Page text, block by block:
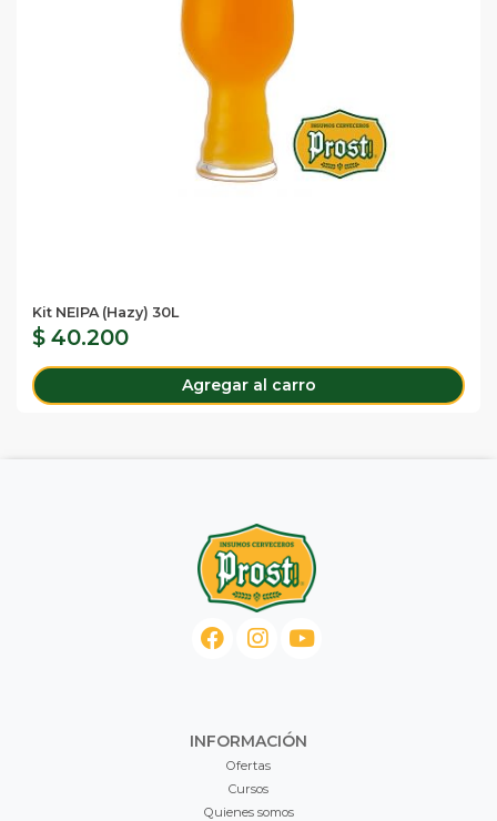
Kit NEIPA (Hazy) 30L
$ 40.200
Agregar al carro
INFORMACIÓN
Ofertas
Cursos
Quienes somos